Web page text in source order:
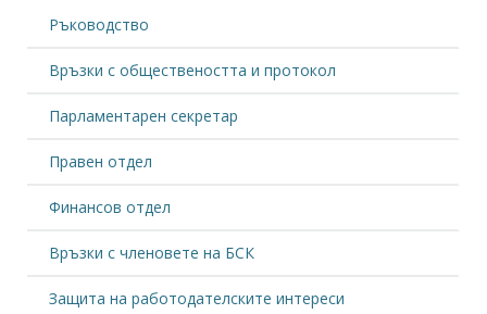
Ръководство
Връзки с обществеността и протокол
Парламентарен секретар
Правен отдел
Финансов отдел
Връзки с членовете на БСК
Защита на работодателските интереси